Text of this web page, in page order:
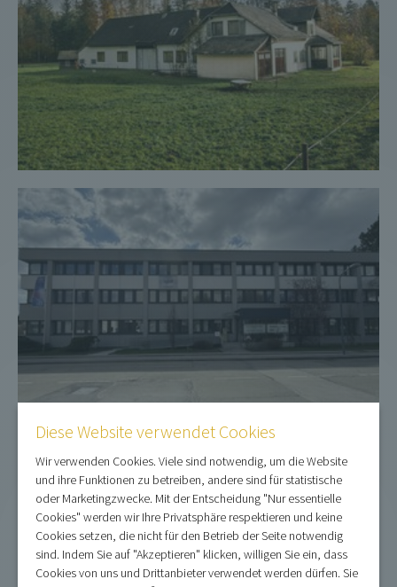
Büro #7
Wohnung #153
Diese Website verwendet Cookies
Wir verwenden Cookies. Viele sind notwendig, um die Website
und ihre Funktionen zu betreiben, andere sind für statistische
oder Marketingzwecke. Mit der Entscheidung "Nur essentielle
Cookies" werden wir Ihre Privatsphäre respektieren und keine
Cookies setzen, die nicht für den Betrieb der Seite notwendig
sind. Indem Sie auf "Akzeptieren" klicken, willigen Sie ein, dass
Cookies von uns und Drittanbieter verwendet werden dürfen. Sie